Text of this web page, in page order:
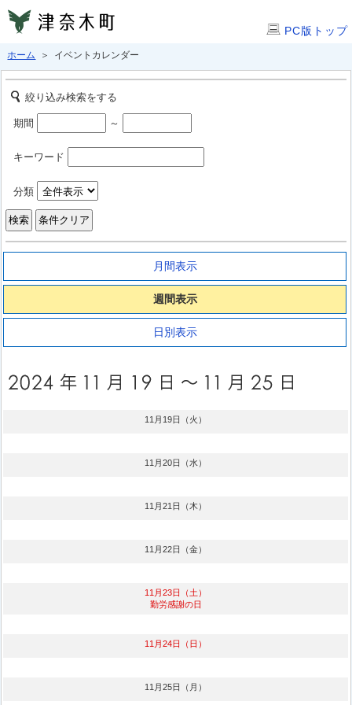
PC版トップ
ホーム ＞ イベントカレンダー
絞り込み検索をする
期間 ～
キーワード
分類
月間表示
週間表示
日別表示
11月19日（火）
11月20日（水）
11月21日（木）
11月22日（金）
11月23日（土）
勤労感謝の日
11月24日（日）
11月25日（月）